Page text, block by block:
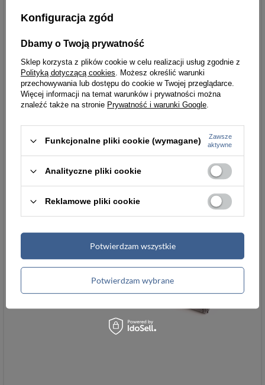
zapewnia poczucie pełnej kontroli nad zawartością.
Masz pytania?
Chcesz wiedzieć więcej na temat tego
produku?Zapytaj naszego eksperta
Konfiguracja zgód
Dbamy o Twoją prywatność
Sklep korzysta z plików cookie w celu realizacji usług zgodnie z
Polityką dotyczącą cookies. Możesz określić warunki
przechowywania lub dostępu do cookie w Twojej przeglądarce.
Więcej informacji na temat warunków i prywatności można
znaleźć także na stronie Prywatność i warunki Google.
Funkcjonalne pliki cookie (wymagane)
Zawsze
aktywne
Analityczne pliki cookie
Reklamowe pliki cookie
Potwierdzam wybrane
Potwierdzam wszystkie